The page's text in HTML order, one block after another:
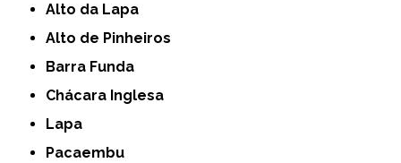
Alto da Lapa
Alto de Pinheiros
Barra Funda
Chácara Inglesa
Lapa
Pacaembu